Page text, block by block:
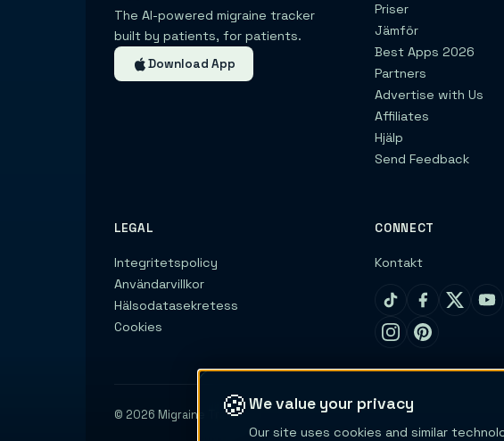
The AI-powered migraine tracker
built by patients, for patients.
Download App
Priser
Jämför
Best Apps 2026
Partners
Advertise with Us
Affiliates
Hjälp
Send Feedback
LEGAL
Integritetspolicy
Användarvillkor
Hälsodatasekretess
Cookies
CONNECT
Kontakt
© 2026 Migraine Trail🍪We value your privacy
Our site uses cookies and similar